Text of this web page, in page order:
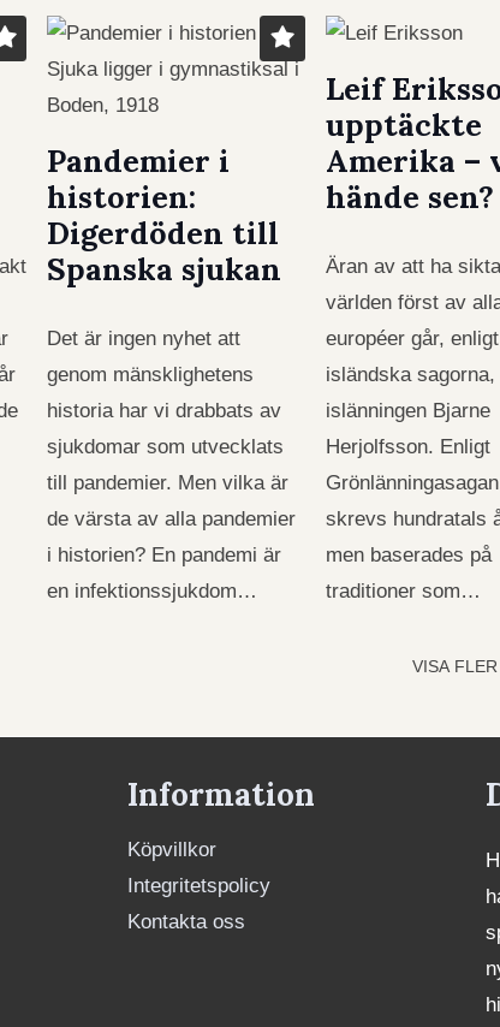
Pandemier i
historien:
Digerdöden till
Spanska sjukan
Det är ingen nyhet att
genom mänsklighetens
historia har vi drabbats av
sjukdomar som utvecklats
till pandemier. Men vilka är
de värsta av alla pandemier
i historien? En pandemi är
en infektionssjukdom…
Leif
upptäckte
Amerika –
hände sen?
Äran av att ha
världen först av
européer går,
isländska sagorna,
islänningen Bjarne
Herjolfsson. Enligt
skrevs hundratals
men baserades på
traditioner som…
VISA FLER
Information
Köpvillkor
Integritetspolicy
Kontakta oss